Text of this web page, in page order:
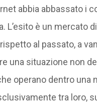
abbia abbassato i
L’esito è un mercato
al passato, a
una situazione non
operano dentro
tra loro,